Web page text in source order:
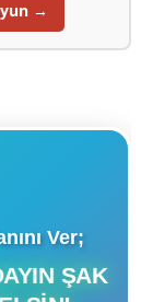
→
Ver;
ŞAK